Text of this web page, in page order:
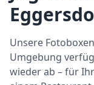
Unsere
Umgebung
wieder ab – für